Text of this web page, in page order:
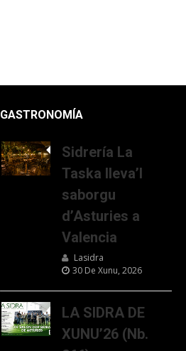
GASTRONOMÍA
Sidrería La
Taska lleva’l
saborgu
d’Asturies a
Valencia
Lasidra
30 De Xunu, 2026
LA SIDRA DE
XUNU’26 (Nb.